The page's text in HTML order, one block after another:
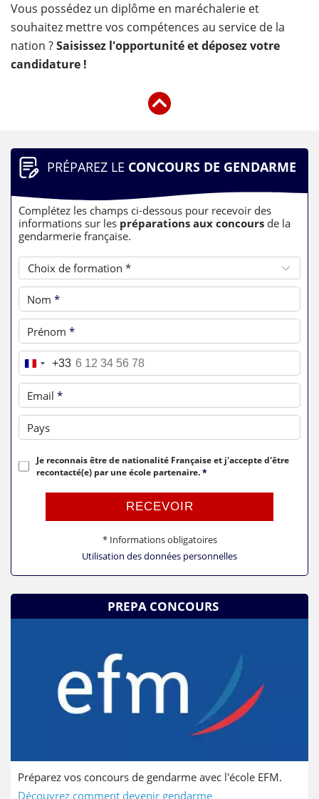
Vous possédez un diplôme en maréchalerie et
souhaitez mettre vos compétences au service de la
nation ?Saisissez l'opportunité et déposez votre
candidature !
PRÉPAREZ LE CONCOURS DE GENDARME
Complétez les champs ci-dessous pour recevoir des
informations sur les préparations aux concours de la
gendarmerie française.
Choix de formation *
Nom *
Prénom *
Téléphone *
+33
Email *
Pays
Je reconnais être de nationalité Française et j'accepte d'être
recontacté(e) par une école partenaire.*
RECEVOIR
* Informations obligatoires
Utilisation des données personnelles
PREPA CONCOURS
Préparez vos concours de gendarme avec l'école EFM.
Découvrez comment devenir gendarme